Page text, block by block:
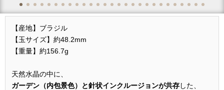
【産地】ブラジル
【玉サイズ】約48.2mm
【重量】約156.7g
天然水晶の中に、
ガーデン（内包景色）と針状インクルージョンが共存した、